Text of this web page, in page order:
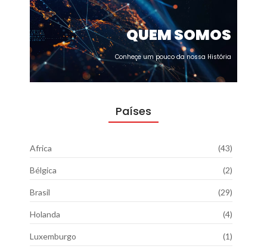
QUEM SOMOS
Conheçe um pouco da nossa História
Países
Africa (43)
Bélgica (2)
Brasil (29)
Holanda (4)
Luxemburgo (1)